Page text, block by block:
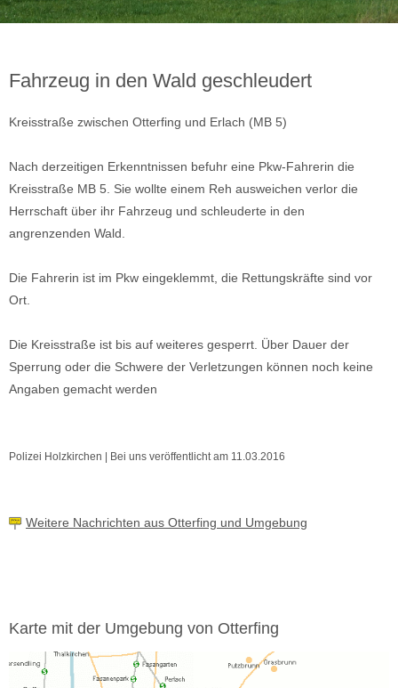
Fahrzeug in den Wald geschleudert
Kreisstraße zwischen Otterfing und Erlach (MB 5)
Nach derzeitigen Erkenntnissen befuhr eine Pkw-Fahrerin die
Kreisstraße MB 5. Sie wollte einem Reh ausweichen verlor die
Herrschaft über ihr Fahrzeug und schleuderte in den
angrenzenden Wald.
Die Fahrerin ist im Pkw eingeklemmt, die Rettungskräfte sind vor
Ort.
Die Kreisstraße ist bis auf weiteres gesperrt. Über Dauer der
Sperrung oder die Schwere der Verletzungen können noch keine
Angaben gemacht werden
Polizei Holzkirchen | Bei uns veröffentlicht am 11.03.2016
Weitere Nachrichten aus Otterfing und Umgebung
Karte mit der Umgebung von Otterfing